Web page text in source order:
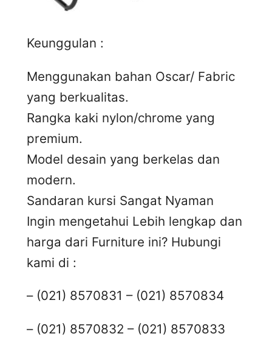
Keunggulan :
Menggunakan bahan Oscar/ Fabric
yang berkualitas.
Rangka kaki nylon/chrome yang
premium.
Model desain yang berkelas dan
modern.
Sandaran kursi Sangat Nyaman
Ingin mengetahui Lebih lengkap dan
harga dari Furniture ini? Hubungi
kami di :
– (021) 8570831 – (021) 8570834
– (021) 8570832 – (021) 8570833